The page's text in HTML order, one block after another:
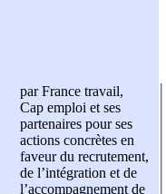
par France travail,
Cap emploi et ses
partenaires pour ses
actions concrètes en
faveur du recrutement,
de l’intégration et de
l’accompagnement de